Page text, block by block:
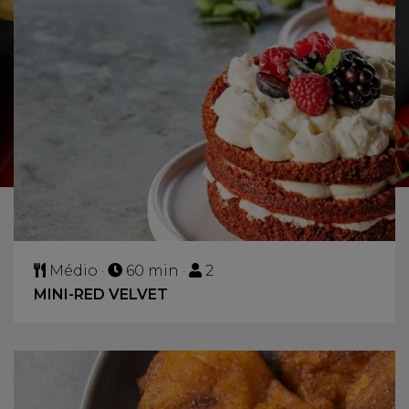
Médio · 60 min ·
2
MINI-RED VELVET